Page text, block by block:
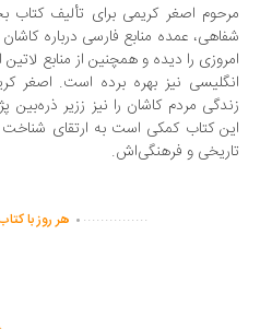
اصغر کریمی برای تألیف کتاب بجز
عمده منابع فارسی درباره کاشان از
نیز بهره برده است. اصغر کریمی
مردم کاشان را نیز ززیر ذره‌بین
کتاب کمکی است به ارتقای شناخت
و فرهنگی‌اش.
...............
. هر روز با کتاب .